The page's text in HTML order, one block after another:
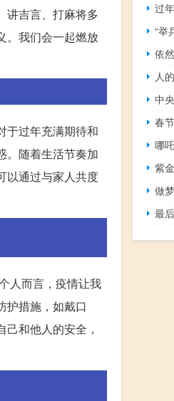
讲吉言、打麻将多
。我们会一起燃放
于过年充满期待和
。随着生活节奏加
以通过与家人共度
人而言，疫情让我
护措施，如戴口
和他人的安全，
过
“举
依
中
春
哪
紫
做
最